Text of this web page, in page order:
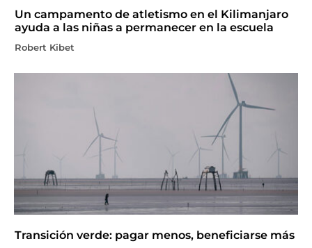
Un campamento de atletismo en el Kilimanjaro
ayuda a las niñas a permanecer en la escuela
Robert Kibet
Transición verde: pagar menos, beneficiarse más